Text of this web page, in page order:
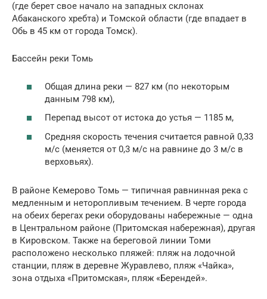
(где берет свое начало на западных склонах
Абаканского хребта) и Томской области (где впадает в
Обь в 45 км от города Томск).
Бассейн реки Томь
Общая длина реки — 827 км (по некоторым
данным 798 км),
Перепад высот от истока до устья — 1185 м,
Средняя скорость течения считается равной 0,33
м/с (меняется от 0,3 м/с на равнине до 3 м/с в
верховьях).
В районе Кемерово Томь — типичная равнинная река с
медленным и неторопливым течением. В черте города
на обеих берегах реки оборудованы набережные — одна
в Центральном районе (Притомская набережная), другая
в Кировском. Также на береговой линии Томи
расположено несколько пляжей: пляж на лодочной
станции, пляж в деревне Журавлево, пляж «Чайка»,
зона отдыха «Притомская», пляж «Берендей».